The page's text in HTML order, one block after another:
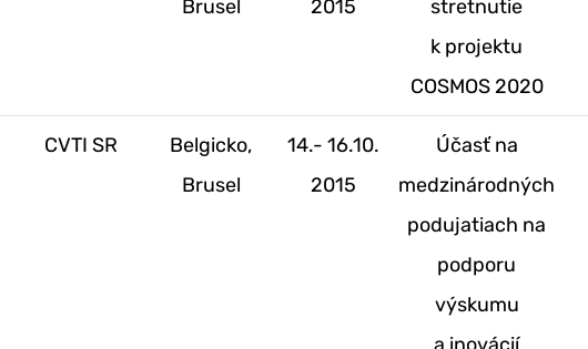
Brusel
2015
stretnutie
k projektu
COSMOS 2020
CVTI SR
Belgicko,
Brusel
14.- 16.10.
2015
Účasť na
medzinárodných
podujatiach na
podporu
výskumu